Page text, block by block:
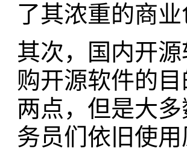
了其浓重的商业
其次，国内开
购开源软件的
两点，但是大
务员们依旧使